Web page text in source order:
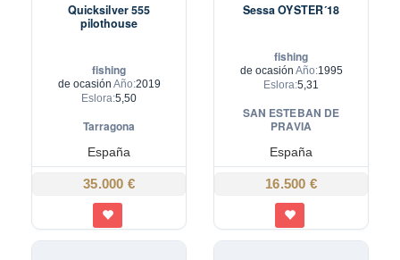
Quicksilver 555
pilothouse
fishing
de ocasión Año:2019
Eslora:5,50
Tarragona
España
35.000 €
Sessa OYSTER´18
fishing
de ocasión Año:1995
Eslora:5,31
SAN ESTEBAN DE
PRAVIA
España
16.500 €